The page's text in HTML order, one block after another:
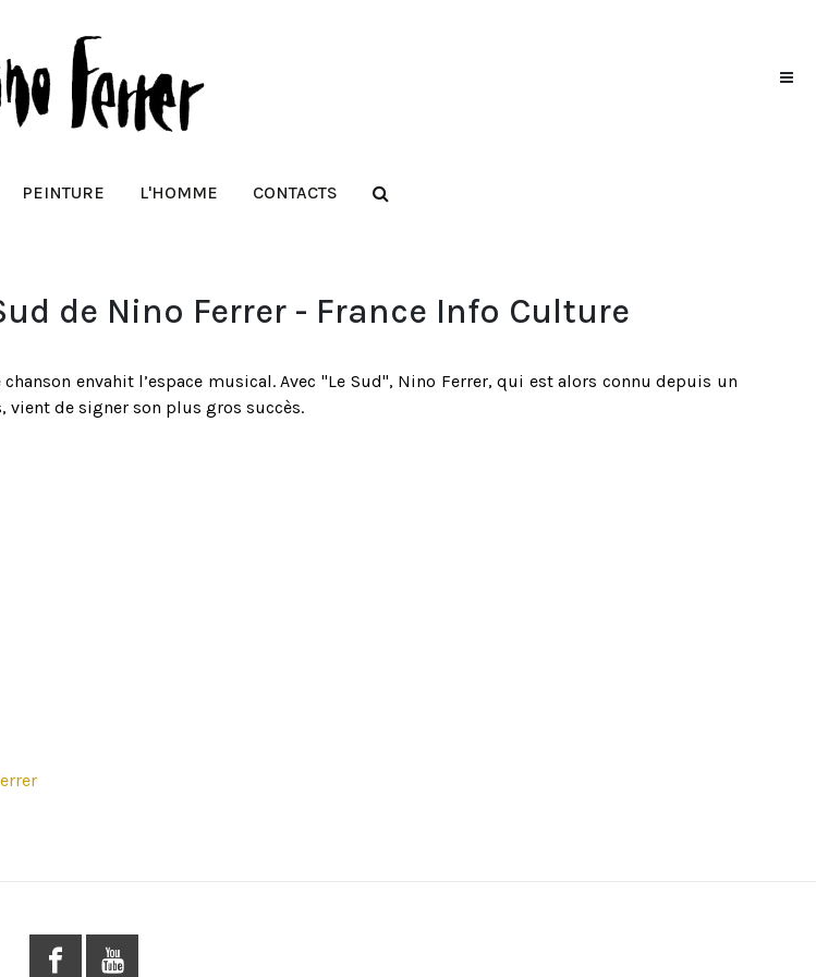
PEINTURE L'HOMME CONTACTS
de Nino Ferrer - France Info Culture
chanson envahit l’espace musical. Avec "Le Sud", Nino Ferrer, qui est alors connu depuis un
vient de signer son plus gros succès.